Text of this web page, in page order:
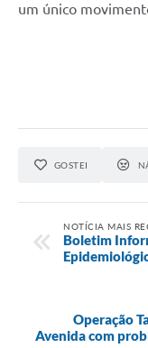
um único
GOSTEI
NOTÍCIA MAIS
Boletim
Operação
Avenida com